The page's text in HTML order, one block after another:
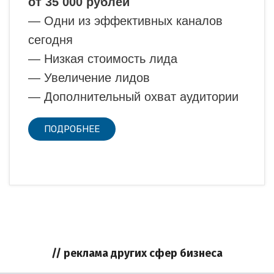
— Одни из эффективных каналов
сегодня
— Низкая стоимость лида
— Увеличение лидов
— Дополнительный охват аудитории
ПОДРОБНЕЕ
// реклама других сфер бизнеса